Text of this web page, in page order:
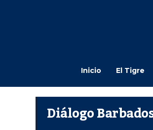
Inicio El Tigre
Diálogo